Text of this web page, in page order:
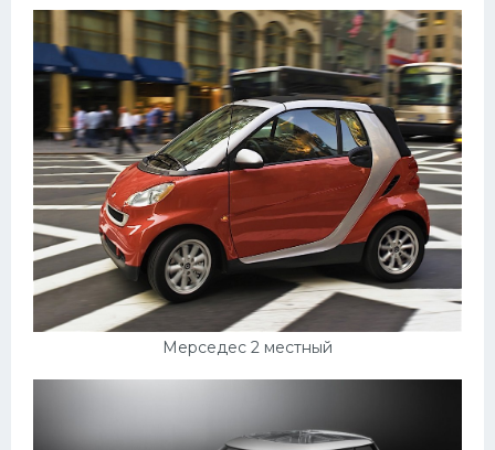
Мерседес 2 местный